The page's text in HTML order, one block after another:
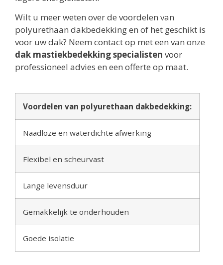
Wilt u meer weten over de voordelen van
polyurethaan dakbedekking en of het geschikt is
voor uw dak? Neem contact op met een van onze
dak mastiekbedekking specialisten voor
professioneel advies en een offerte op maat.
Voordelen van polyurethaan dakbedekking:
Naadloze en waterdichte afwerking
Flexibel en scheurvast
Lange levensduur
Gemakkelijk te onderhouden
Goede isolatie